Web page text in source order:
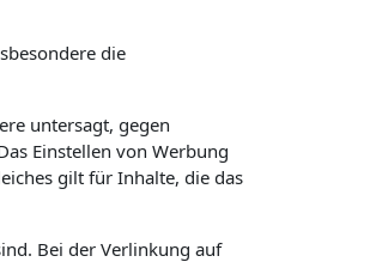
die
untersagt, gegen
Einstellen von Werbung
gilt für Inhalte, die das
Bei der Verlinkung auf